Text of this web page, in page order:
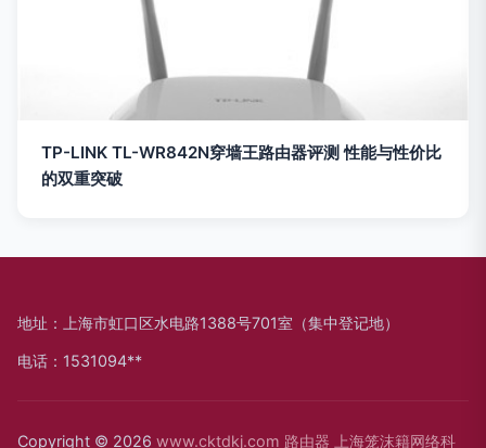
TP-LINK TL-WR842N穿墙王路由器评测 性能与性价比
的双重突破
地址：上海市虹口区水电路1388号701室（集中登记地）
电话：1531094**
Copyright © 2026 www.cktdkj.com 路由器 上海笼沫籍网络科